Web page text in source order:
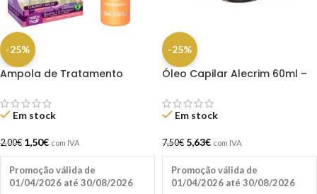
-25%
Ampola de Tratamento
Hair (1 UNIDADE)
Em stock
2,00€ 1,50€ com IVA
Promoção válida de
01/04/2026 até 30/08/2026
-25%
Óleo Capilar Alecrim 60ml –
Em stock
7,50€ 5,63€ com IVA
Promoção válida de
01/04/2026 até 30/08/2026